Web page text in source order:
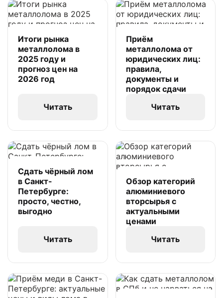
Итоги рынка
металлолома в
2025 году и
прогноз цен на
2026 год
Читать
Приём
металлолома от
юридических лиц:
правила,
документы и
порядок сдачи
Читать
Сдать чёрный лом
в Санкт-
Петербурге:
просто, честно,
выгодно
Читать
Обзор категорий
алюминиевого
вторсырья с
актуальными
ценами
Читать